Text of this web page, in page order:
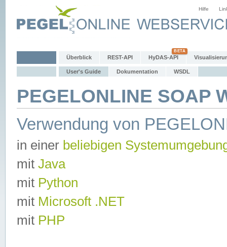
Hilfe
Überblick REST-API HyDAS-API
User's Guide Dokumentation WSDL
PEGELONLINE SOAP
Verwendung von
in einer beliebigen
mit Java
mit Python
mit Microsoft .NET
mit PHP